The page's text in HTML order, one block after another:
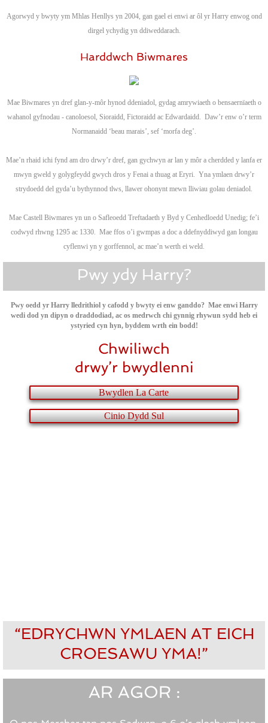
Agorwyd y bwyty ym Mhlas Henllys yn 2004, gan gael ei enwi ar ôl yr Harry enwog ond
dirgel ychydig yn ddiweddarach.
Harddwch Biwmares
Mae Biwmares yn dref glan-y-môr hynod ddeniadol, gydag amrywiaeth o bensaernïaeth o
wahanol gyfnodau - canoloesol, Sioraidd, Fictoraidd ac Edwardaidd. Daw’r enw o’r term
Normanaidd ‘beau marais’, sef ‘morfa deg’.
Mae’n rhaid ichi fynd am dro drwy’r dref, gan gychwyn ar lan y môr a cherdded y lanfa er
mwyn gweld y golygfeydd gwych dros y Fenai a thuag at Eryri. Yna ymlaen drwy’r
strydoedd del gyda’u bythynnod tlws, llawer ohonynt mewn lliwiau golau deniadol.
Mae Castell Biwmares yn un o Safleoedd Treftadaeth y Byd y Cenhedloedd Unedig; fe’i
codwyd rhwng 1295 ac 1330. Mae ffos o’i gwmpas a doc a ddefnyddiwyd gan longau
cyflenwi yn y gorffennol, ac mae’n werth ei weld.
Pwy ydy Harry?
Pwy oedd yr Harry lledrithiol y cafodd y bwyty ei enw ganddo? Mae enwi Harry
wedi dod yn dipyn o draddodiad, ac os medrwch chi gynnig rhywun sydd heb ei
ystyried cyn hyn, byddem wrth ein bodd!
Chwiliwch
​drwy’r bwydlenni
Bwydlen La Carte
Cinio Dydd Sul
“EDRYCHWN YMLAEN AT EICH
CROESAWU YMA!”
AR AGOR :